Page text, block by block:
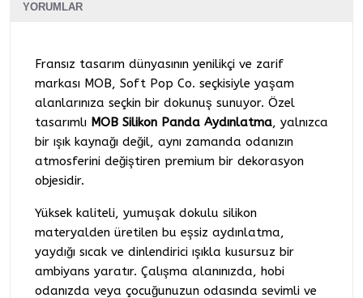
YORUMLAR
Fransız tasarım dünyasının yenilikçi ve zarif
markası MOB, Soft Pop Co. seçkisiyle yaşam
alanlarınıza seçkin bir dokunuş sunuyor. Özel
tasarımlı MOB Silikon Panda Aydınlatma, yalnızca
bir ışık kaynağı değil, aynı zamanda odanızın
atmosferini değiştiren premium bir dekorasyon
objesidir.
Yüksek kaliteli, yumuşak dokulu silikon
materyalden üretilen bu eşsiz aydınlatma,
yaydığı sıcak ve dinlendirici ışıkla kusursuz bir
ambiyans yaratır. Çalışma alanınızda, hobi
odanızda veya çocuğunuzun odasında sevimli ve